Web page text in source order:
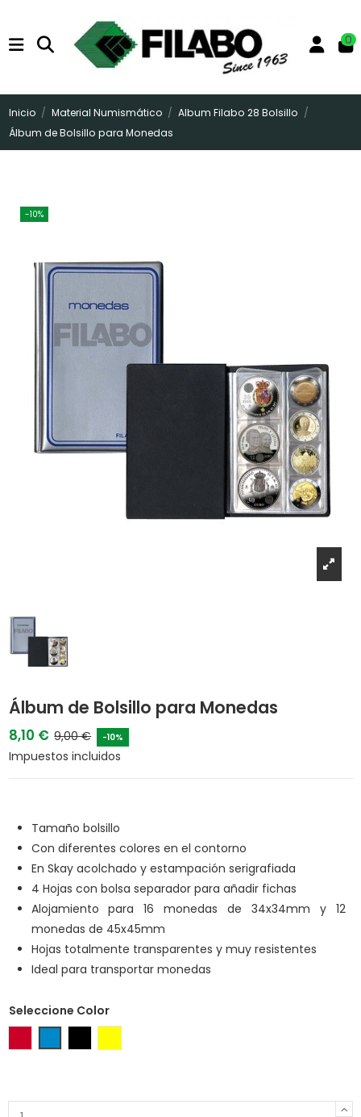
0
Inicio Material Numismático
Album Filabo 28 Bolsillo
Álbum de Bolsillo para Monedas
-10%
Álbum de Bolsillo para Monedas
8,10 € 9,00 € -10%
Impuestos incluidos
Tamaño bolsillo
Con diferentes colores en el contorno
En Skay acolchado y estampación serigrafiada
4 Hojas con bolsa separador para añadir fichas
Alojamiento para 16 monedas de 34x34mm y 12
monedas de 45x45mm
Hojas totalmente transparentes y muy resistentes
Ideal para transportar monedas
Seleccione Color